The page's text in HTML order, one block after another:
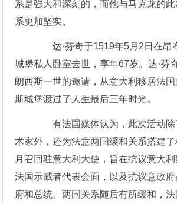
系是强大和深刻的，而他与马克龙的
系更加坚实。
达·芬奇于1519年5月2日在昂
城堡私人卧室去世，享年67岁。达·芬
朗西斯一世的邀请，从意大利移居法
斯城堡渡过了人生最后三年时光。
有法国媒体认为，此次活动除
术家外，还为法意两国缓和关系搭建
月召回驻意大利大使，旨在抗议意大
法国示威者代表会面，以及抗议意政
府和总统。两国关系随后有所缓和，